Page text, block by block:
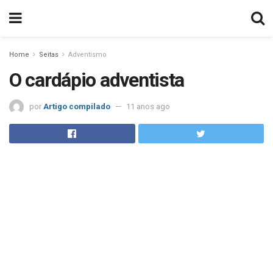
Home Seitas Adventismo
O cardápio adventista
por Artigo compilado 11 anos ago